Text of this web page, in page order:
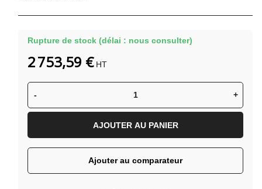
Rupture de stock (délai : nous consulter)
- +
AJOUTER AU PANIER
Ajouter au comparateur
2 753,59 € HT